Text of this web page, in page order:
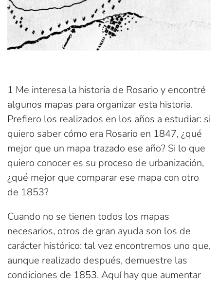
1 Me interesa la historia de Rosario y encontré
algunos mapas para organizar esta historia.
Prefiero los realizados en los años a estudiar: si
quiero saber cómo era Rosario en 1847, ¿qué
mejor que un mapa trazado ese año? Si lo que
quiero conocer es su proceso de urbanización,
¿qué mejor que comparar ese mapa con otro
de 1853?
Cuando no se tienen todos los mapas
necesarios, otros de gran ayuda son los de
carácter histórico: tal vez encontremos uno que,
aunque realizado después, demuestre las
condiciones de 1853. Aquí hay que aumentar